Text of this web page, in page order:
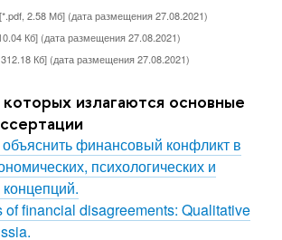
[*.pdf, 2.58 Мб] (дата размещения 27.08.2021)
Кб] (дата размещения 27.08.2021)
Кб] (дата размещения 27.08.2021)
излагаются основные
финансовый конфликт в
психологических и
of financial disagreements: Qualitative